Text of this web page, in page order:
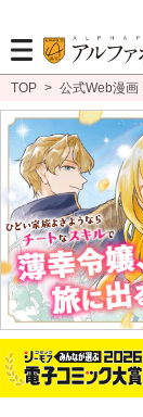
TOP > 公式Web漫画